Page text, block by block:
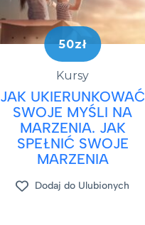
50zł
Kursy
JAK UKIERUNKOWAĆ
SWOJE MYŚLI NA
MARZENIA. JAK
SPEŁNIĆ SWOJE
MARZENIA
Dodaj do Ulubionych